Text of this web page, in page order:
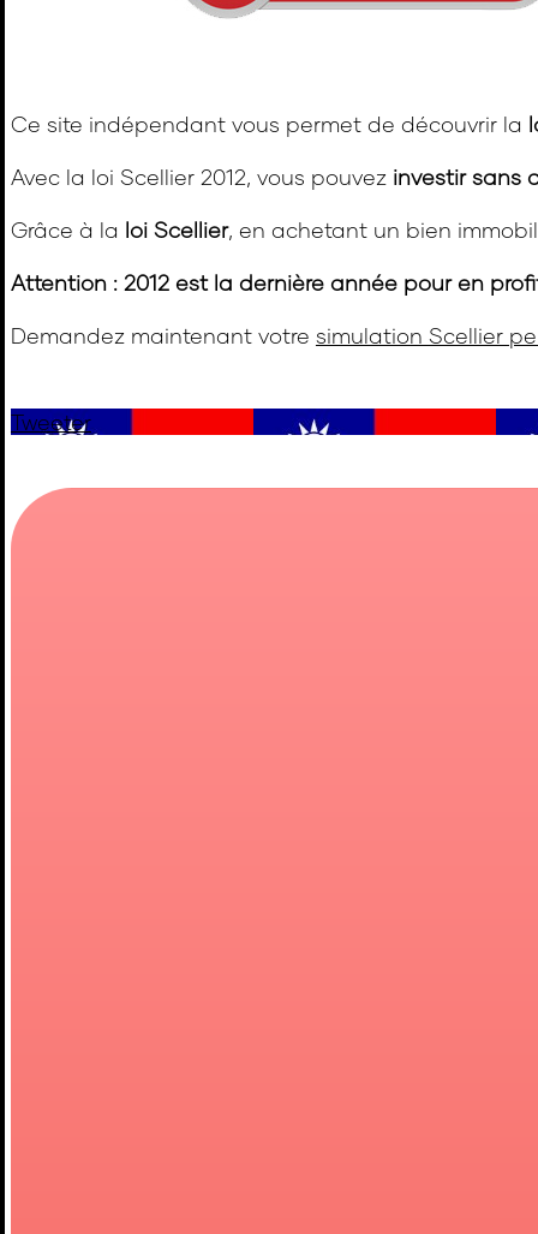
Ce site indépendant vous permet de découvrir la
Avec la loi Scellier 2012, vous pouvez investir sans
Grâce à la loi Scellier, en achetant un bien
Attention : 2012 est la dernière année pour en
Demandez maintenant votre simulation Scellier
Tweeter